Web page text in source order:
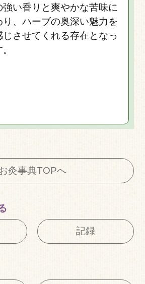
強い香りと爽やかな苦味に
、ハーブの奥深い魅力を
させてくれる存在となっ
お灸事典TOPへ
記録